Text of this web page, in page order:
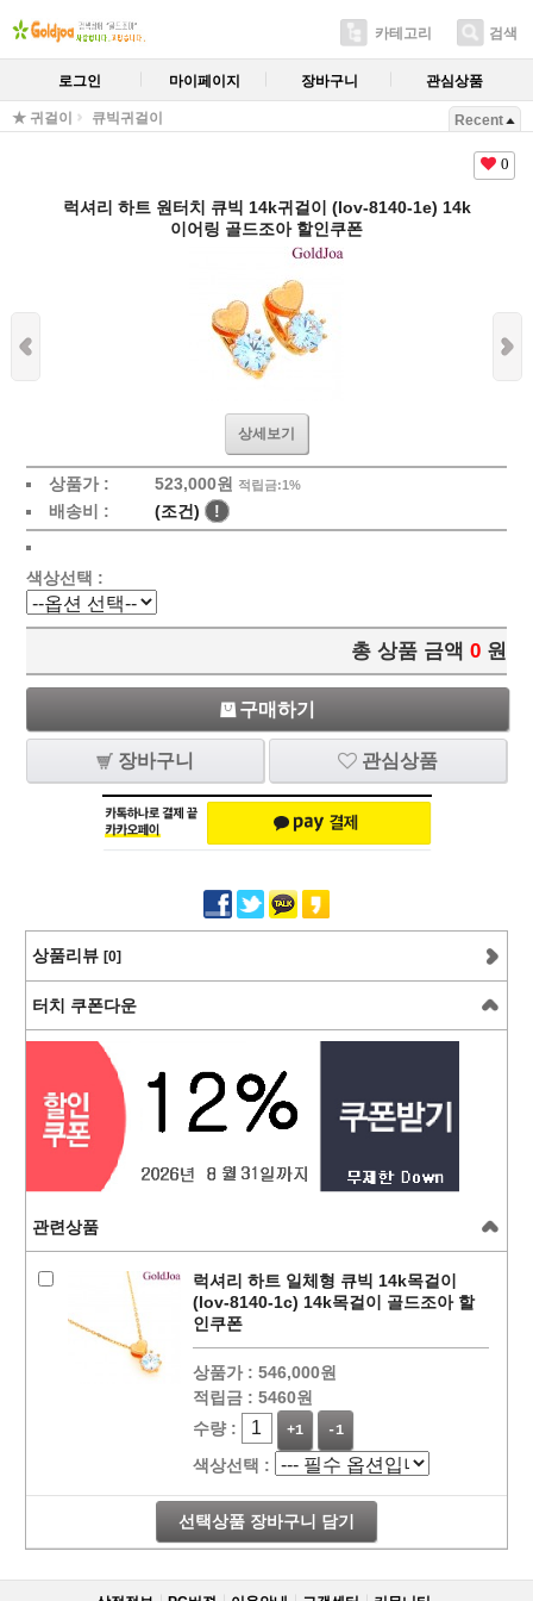
카테고리 검색
로그인 마이페이지 장바구니 관심상품
★ 귀걸이 큐빅귀걸이 Recent
0
럭셔리 하트 원터치 큐빅 14k귀걸이 (lov-8140-1e) 14k
이어링 골드조아 할인쿠폰
상세보기
상품가 : 523,000원 적립금:1%
배송비 : (조건) !
색상선택 :
총 상품 금액 0 원
구매하기
장바구니 관심상품
상품리뷰 [0]
터치 쿠폰다운
관련상품
럭셔리 하트 일체형 큐빅 14k목걸이
(lov-8140-1c) 14k목걸이 골드조아 할
인쿠폰
상품가 : 546,000원
적립금 : 5460원
수량 :
+1 -1
색상선택 :
선택상품 장바구니 담기